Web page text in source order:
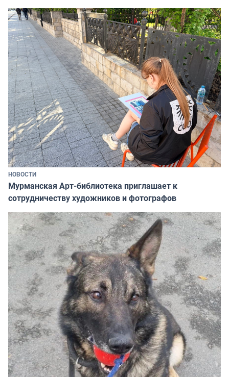
НОВОСТИ
Мурманская Арт-библиотека приглашает к
сотрудничеству художников и фотографов